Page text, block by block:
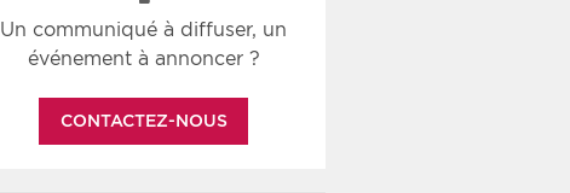
Un communiqué à diffuser, un
événement à annoncer ?
CONTACTEZ-NOUS